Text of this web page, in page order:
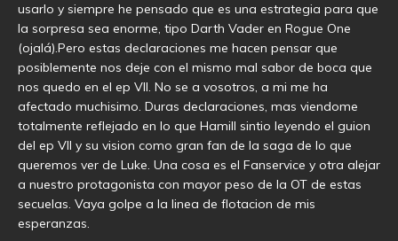
usarlo y siempre he pensado que es una estrategia para que
la sorpresa sea enorme, tipo Darth Vader en Rogue One
(ojalá).Pero estas declaraciones me hacen pensar que
posiblemente nos deje con el mismo mal sabor de boca que
nos quedo en el ep VII. No se a vosotros, a mi me ha
afectado muchisimo. Duras declaraciones, mas viendome
totalmente reflejado en lo que Hamill sintio leyendo el guion
del ep VII y su vision como gran fan de la saga de lo que
queremos ver de Luke. Una cosa es el Fanservice y otra alejar
a nuestro protagonista con mayor peso de la OT de estas
secuelas. Vaya golpe a la linea de flotacion de mis
esperanzas.